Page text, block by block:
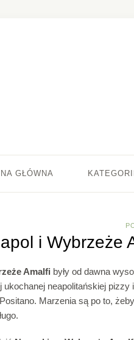
GŁÓWNA
i Wybrzeże
Amalfi były od dawna
ukochanej neapolitańskiej
Marzenia są po to,